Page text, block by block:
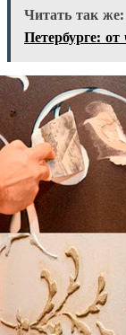
Читать так же:
Петербурге: от